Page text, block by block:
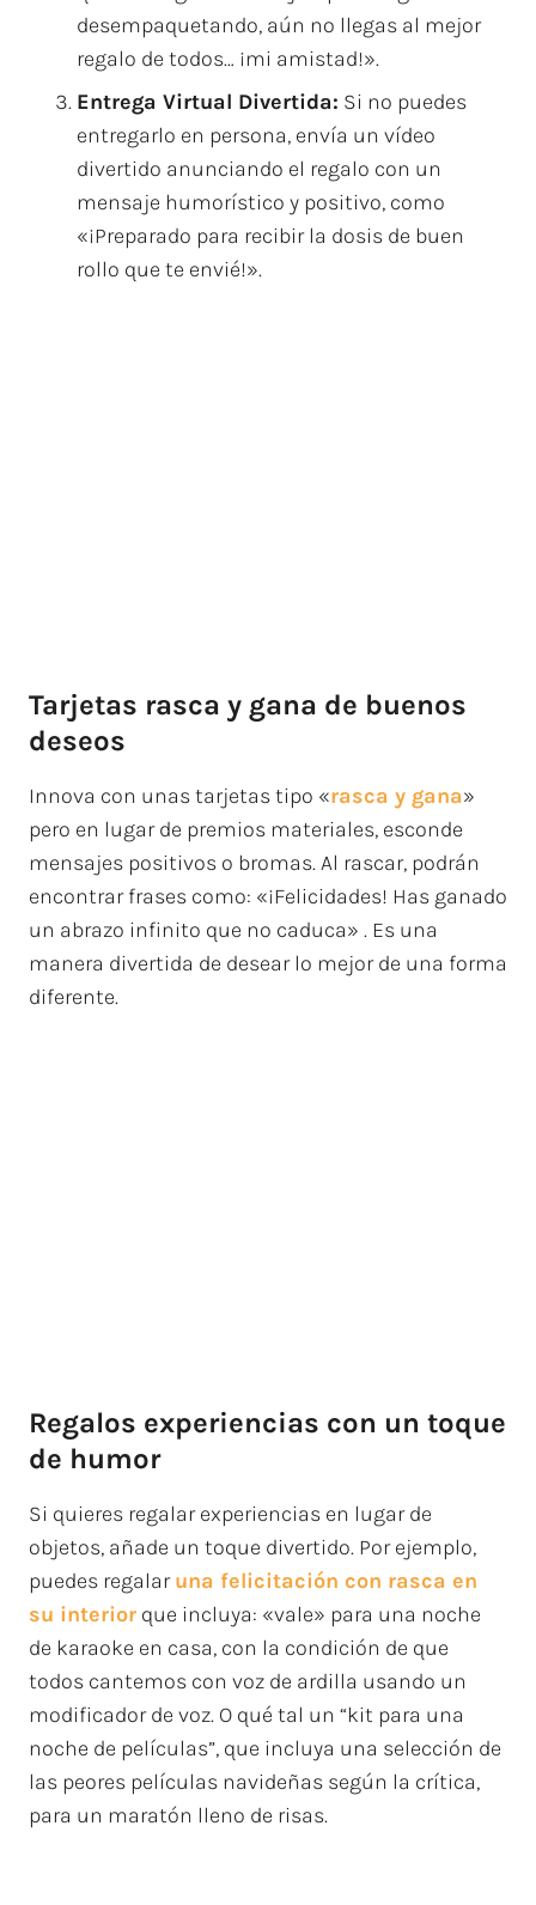
desempaquetando, aún no llegas al mejor
regalo de todos… ¡mi amistad!».
Entrega Virtual Divertida: Si no puedes
entregarlo en persona, envía un vídeo
divertido anunciando el regalo con un
mensaje humorístico y positivo, como
«¡Preparado para recibir la dosis de buen
rollo que te envié!».
Tarjetas rasca y gana de buenos
deseos
Innova con unas tarjetas tipo «rasca y gana»
pero en lugar de premios materiales, esconde
mensajes positivos o bromas. Al rascar, podrán
encontrar frases como: «¡Felicidades! Has ganado
un abrazo infinito que no caduca» . Es una
manera divertida de desear lo mejor de una forma
diferente.
Regalos experiencias con un toque
de humor
Si quieres regalar experiencias en lugar de
objetos, añade un toque divertido. Por ejemplo,
puedes regalaruna felicitación con rasca en
su interior que incluya: «vale» para una noche
de karaoke en casa, con la condición de que
todos cantemos con voz de ardilla usando un
modificador de voz. O qué tal un “kit para una
noche de películas”, que incluya una selección de
las peores películas navideñas según la crítica,
para un maratón lleno de risas.